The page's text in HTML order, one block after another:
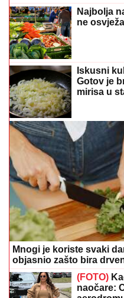
Najbolja
ne
Iskusni
Gotov je
mirisa u
Mnogi je koriste svaki
objasnio zašto bira
(FOTO)
naočare: